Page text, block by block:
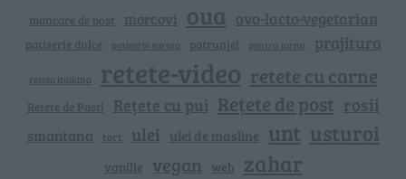
mancare de post morcovi oua ovo-lacto-vegetarian
patiserie dulce patiserie sarata patrunjel pentru iarna prajitura
reteta italiana retete-video retete cu carne
Retete de Pasti Rețete cu pui Rețete de post rosii
smantana tort ulei ulei de masline unt usturoi
vanilie vegan web zahar